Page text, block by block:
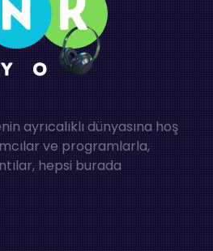
ayrıcalıklı dünyasına hoş
ve programlarla,
hepsi burada